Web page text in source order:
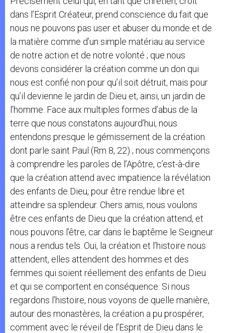
dans l’Esprit Créateur, prend conscience du fait que
nous ne pouvons pas user et abuser du monde et de
la matière comme d’un simple matériau au service
de notre action et de notre volonté ; que nous
devons considérer la création comme un don qui
nous est confié non pour qu’il soit détruit, mais pour
qu’il devienne le jardin de Dieu et, ainsi, un jardin de
l’homme. Face aux multiples formes d’abus de la
terre que nous constatons aujourd’hui, nous
entendons presque le gémissement de la création
dont parle saint Paul (Rm 8, 22) ; nous commençons
à comprendre les paroles de l’Apôtre, c’est-à-dire
que la création attend avec impatience la révélation
des enfants de Dieu, pour être rendue libre et
atteindre sa splendeur. Chers amis, nous voulons
être ces enfants de Dieu que la création attend, et
nous pouvons l’être, car dans le baptême le Seigneur
nous a rendus tels. Oui, la création et l’histoire nous
attendent, elles attendent des hommes et des
femmes qui soient réellement des enfants de Dieu
et qui se comportent en conséquence. Si nous
regardons l’histoire, nous voyons de quelle manière,
autour des monastères, la création a pu prospérer,
comment avec le réveil de l’Esprit de Dieu dans le